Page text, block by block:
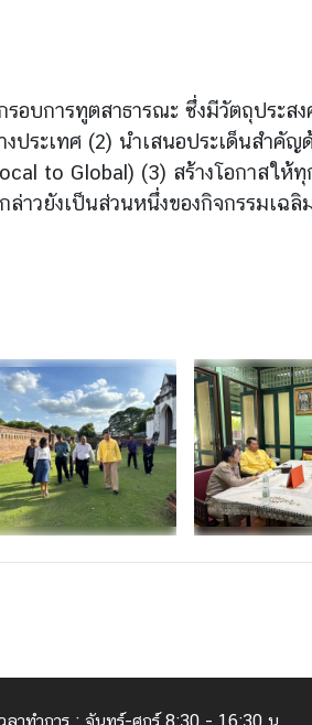
อบการทูตสาธารณะ ซึ่งมีวัตถุประสง
ประเทศ (2) นำเสนอประเด็นสำ
to Global) (3) สร้างโอกาสให้
าวยังเป็นส่วนหนึ่งของกิจกรรมเฉ
ลาทำการ : จันทร์-ศุกร์ 8:30 - 16:30 น.